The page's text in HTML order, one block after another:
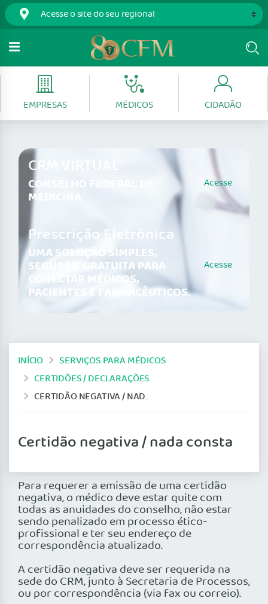
EMPRESAS MÉDICOS CIDADÃO
CRM VIRTUAL
CONSELHO FEDERAL DE
MEDICINA
Acesse
Prescrição Eletrônica
UMA SOLUÇÃO SIMPLES,
SEGURA E GRATUITA PARA
CONECTAR MÉDICOS,
PACIENTES E FARMACÊUTICOS.
Acesse
INÍCIO
SERVIÇOS PARA MÉDICOS
CERTIDÕES / DECLARAÇÕES
CERTIDÃO NEGATIVA / NADA CONSTA
Certidão negativa / nada consta
Para requerer a emissão de uma certidão
negativa, o médico deve estar quite com
todas as anuidades do conselho, não estar
sendo penalizado em processo ético-
profissional e ter seu endereço de
correspondência atualizado.
A certidão negativa deve ser requerida na
sede do CRM, junto à Secretaria de Processos,
ou por correspondência (via fax ou correio).